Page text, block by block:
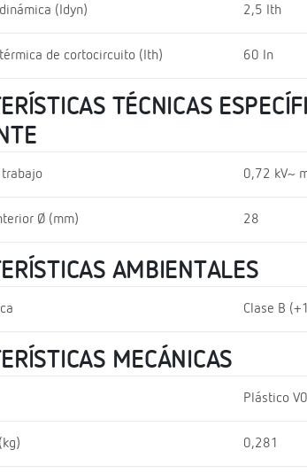
(Idyn) 2,5 Ith
de cortocircuito (Ith) 60 In
TÉCNICAS
trabajo 0,72 kV~
Ø (mm) 28
AMBIENTALES
Clase B
MECÁNICAS
Plástico
0,281